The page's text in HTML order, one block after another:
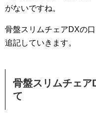
がないですね。
骨盤スリムチェアDXの
追記していきます。
骨盤スリムチェア
て